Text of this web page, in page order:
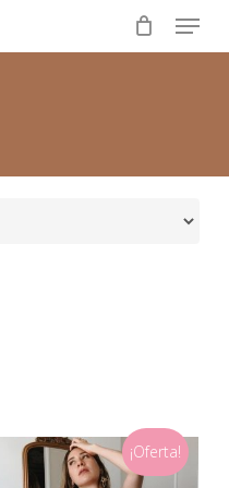
Menu
¡Oferta!